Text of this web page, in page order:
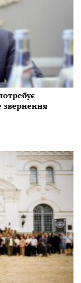
звернення